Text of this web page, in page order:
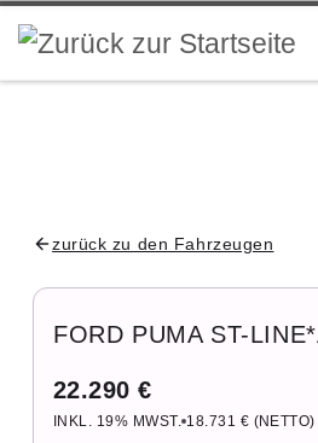
springenZum Inhalt springen
zurück zu den Fahrzeugen
FORD PUMA ST-
22.290 €
INKL. 19% MWST. 18.731 € (NETTO)